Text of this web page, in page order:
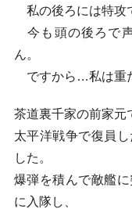
私の後ろには特攻
今も頭の後ろで
ん。
ですから…私は重
茶道裏千家の前家元
太平洋戦争で復員
した。
爆弾を積んで敵艦
に入隊し、